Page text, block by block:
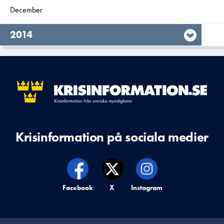
Filtrera på
December
År,
2014
Krisinformation på sociala medier
Krisinformation på,
Facebook Krisinformation på,
X Krisinformation på,
Instagram